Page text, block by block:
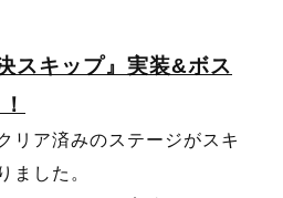
スキップ』実装&ボス
リア済みのステージがスキ
ました。